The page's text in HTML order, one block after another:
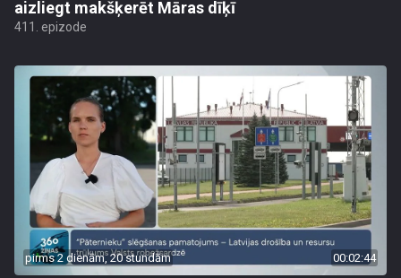
aizliegt makšķerēt Māras dīķī
411. epizode
pirms 2 dienām, 20 stundām 00:02:44